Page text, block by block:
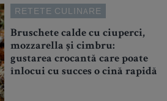
RETETE CULINARE
Bruschete calde cu ciuperci,
mozzarella și cimbru:
gustarea crocantă care poate
înlocui cu succes o cină rapidă